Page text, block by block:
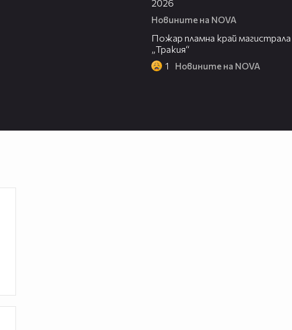
2026
Новините на NOVA
Пожар пламна край магистрала
„Тракия“
1 Новините на NOVA